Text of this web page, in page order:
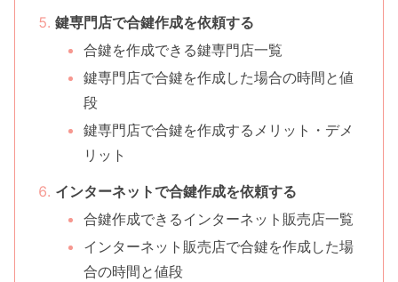
鍵専門店で合鍵作成を依頼する
合鍵を作成できる鍵専門店一覧
鍵専門店で合鍵を作成した場合の時間と値
段
鍵専門店で合鍵を作成するメリット・デメ
リット
インターネットで合鍵作成を依頼する
合鍵作成できるインターネット販売店一覧
インターネット販売店で合鍵を作成した場
合の時間と値段